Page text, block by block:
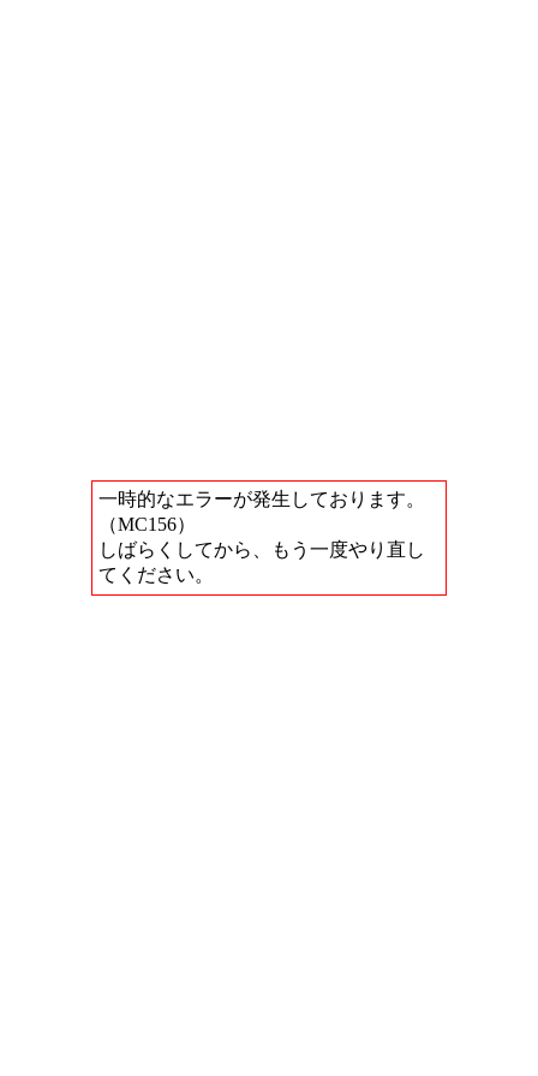
一時的なエラーが発生しております。
（MC156）
しばらくしてから、もう一度やり直し
てください。